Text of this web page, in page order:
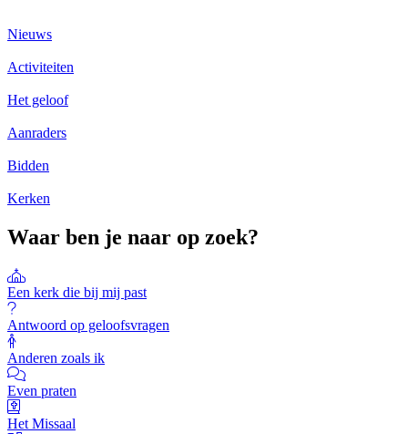
Nieuws
Activiteiten
Het geloof
Aanraders
Bidden
Kerken
Waar ben je naar op zoek?
Een kerk die bij mij past
Antwoord op geloofsvragen
Anderen zoals ik
Even praten
Het Missaal